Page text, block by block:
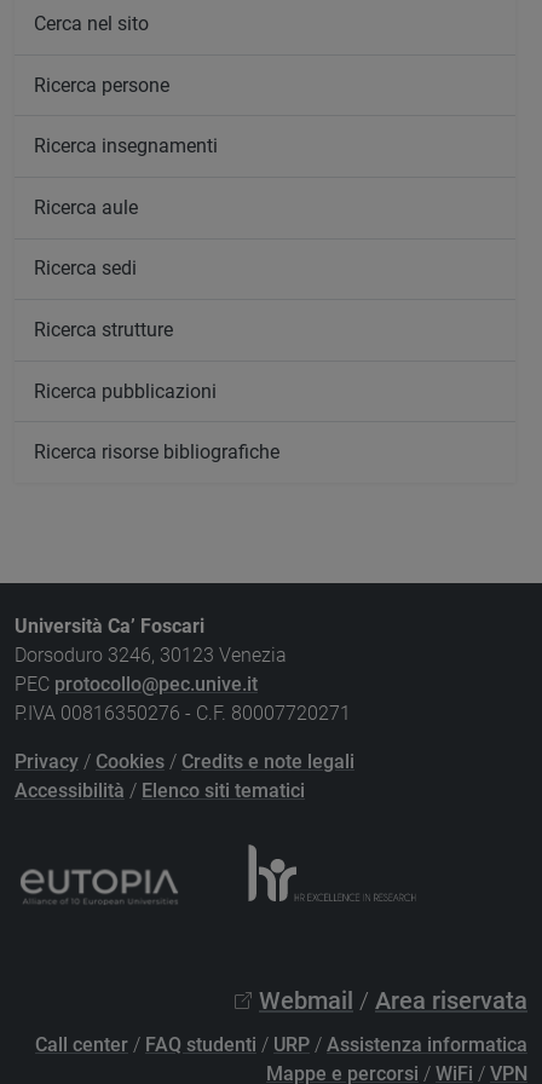
Cerca nel sito
Ricerca persone
Ricerca insegnamenti
Ricerca aule
Ricerca sedi
Ricerca strutture
Ricerca pubblicazioni
Ricerca risorse bibliografiche
Università Ca’ Foscari
Dorsoduro 3246, 30123 Venezia
PEC protocollo@pec.unive.it
P.IVA 00816350276 - C.F. 80007720271
Privacy / Cookies / Credits e note legali
Accessibilità / Elenco siti tematici
Webmail / Area riservata
Call center / FAQ studenti / URP / Assistenza informatica
Mappe e percorsi / WiFi / VPN